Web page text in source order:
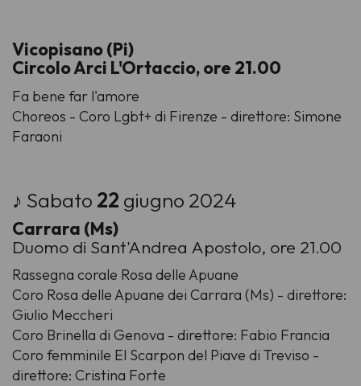
Vicopisano (Pi)
Circolo Arci L'Ortaccio, ore 21.00
Fa bene far l'amore
Choreos - Coro Lgbt+ di Firenze - direttore: Simone
Faraoni
♪ Sabato 22 giugno 2024
Carrara (Ms)
Duomo di Sant'Andrea Apostolo, ore 21.00
Rassegna corale Rosa delle Apuane
Coro Rosa delle Apuane dei Carrara (Ms) - direttore:
Giulio Meccheri
Coro Brinella di Genova - direttore: Fabio Francia
Coro femminile El Scarpon del Piave di Treviso -
direttore: Cristina Forte